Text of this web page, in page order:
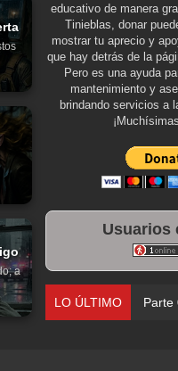
a
educativo de manera
Tinieblas, donar
mostrar tu aprecio y
que hay detrás de la
Pero es una ayuda
mantenimiento y
brindando servicios a
Usuarios
LO ÚLTIMO Parte